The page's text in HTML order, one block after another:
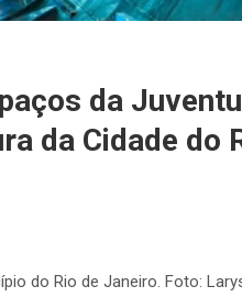
da
da Cidade do
do Rio de Janeiro. Foto: